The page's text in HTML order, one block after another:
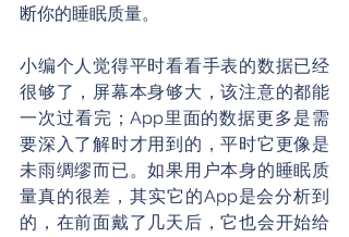
断你的睡眠质量。
小编个人觉得平时看看手表的数据已经
很够了，屏幕本身够大，该注意的都能
一次过看完；App里面的数据更多是需
要深入了解时才用到的，平时它更像是
未雨绸缪而已。如果用户本身的睡眠质
量真的很差，其实它的App是会分析到
的，在前面戴了几天后，它也会开始给